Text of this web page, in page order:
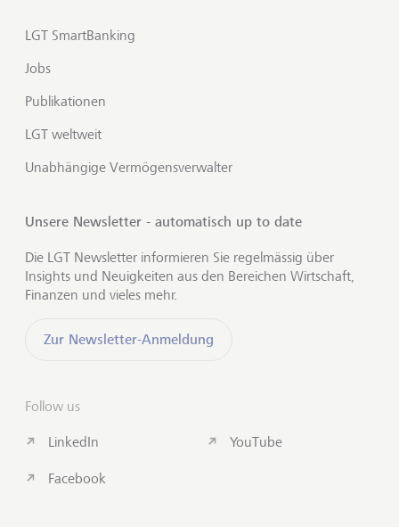
LGT SmartBanking
Jobs
Publikationen
LGT weltweit
Unabhängige Vermögensverwalter
Unsere Newsletter - automatisch up to date
Die LGT Newsletter informieren Sie regelmässig über
Insights und Neuigkeiten aus den Bereichen Wirtschaft,
Finanzen und vieles mehr.
Zur Newsletter-Anmeldung
Follow us
LinkedIn
Facebook
YouTube